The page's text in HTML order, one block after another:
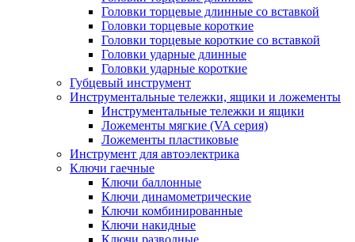
Головки торцевые длинные со вставкой
Головки торцевые короткие
Головки торцевые короткие со вставкой
Головки ударные длинные
Головки ударные короткие
Губцевый инструмент
Инструментальные тележки, ящики и ложементы
Инструментальные тележки и ящики
Ложементы мягкие (VA серия)
Ложементы пластиковые
Инструмент для автоэлектрика
Ключи гаечные
Ключи баллонные
Ключи динамометрические
Ключи комбинированные
Ключи накидные
Ключи разводные